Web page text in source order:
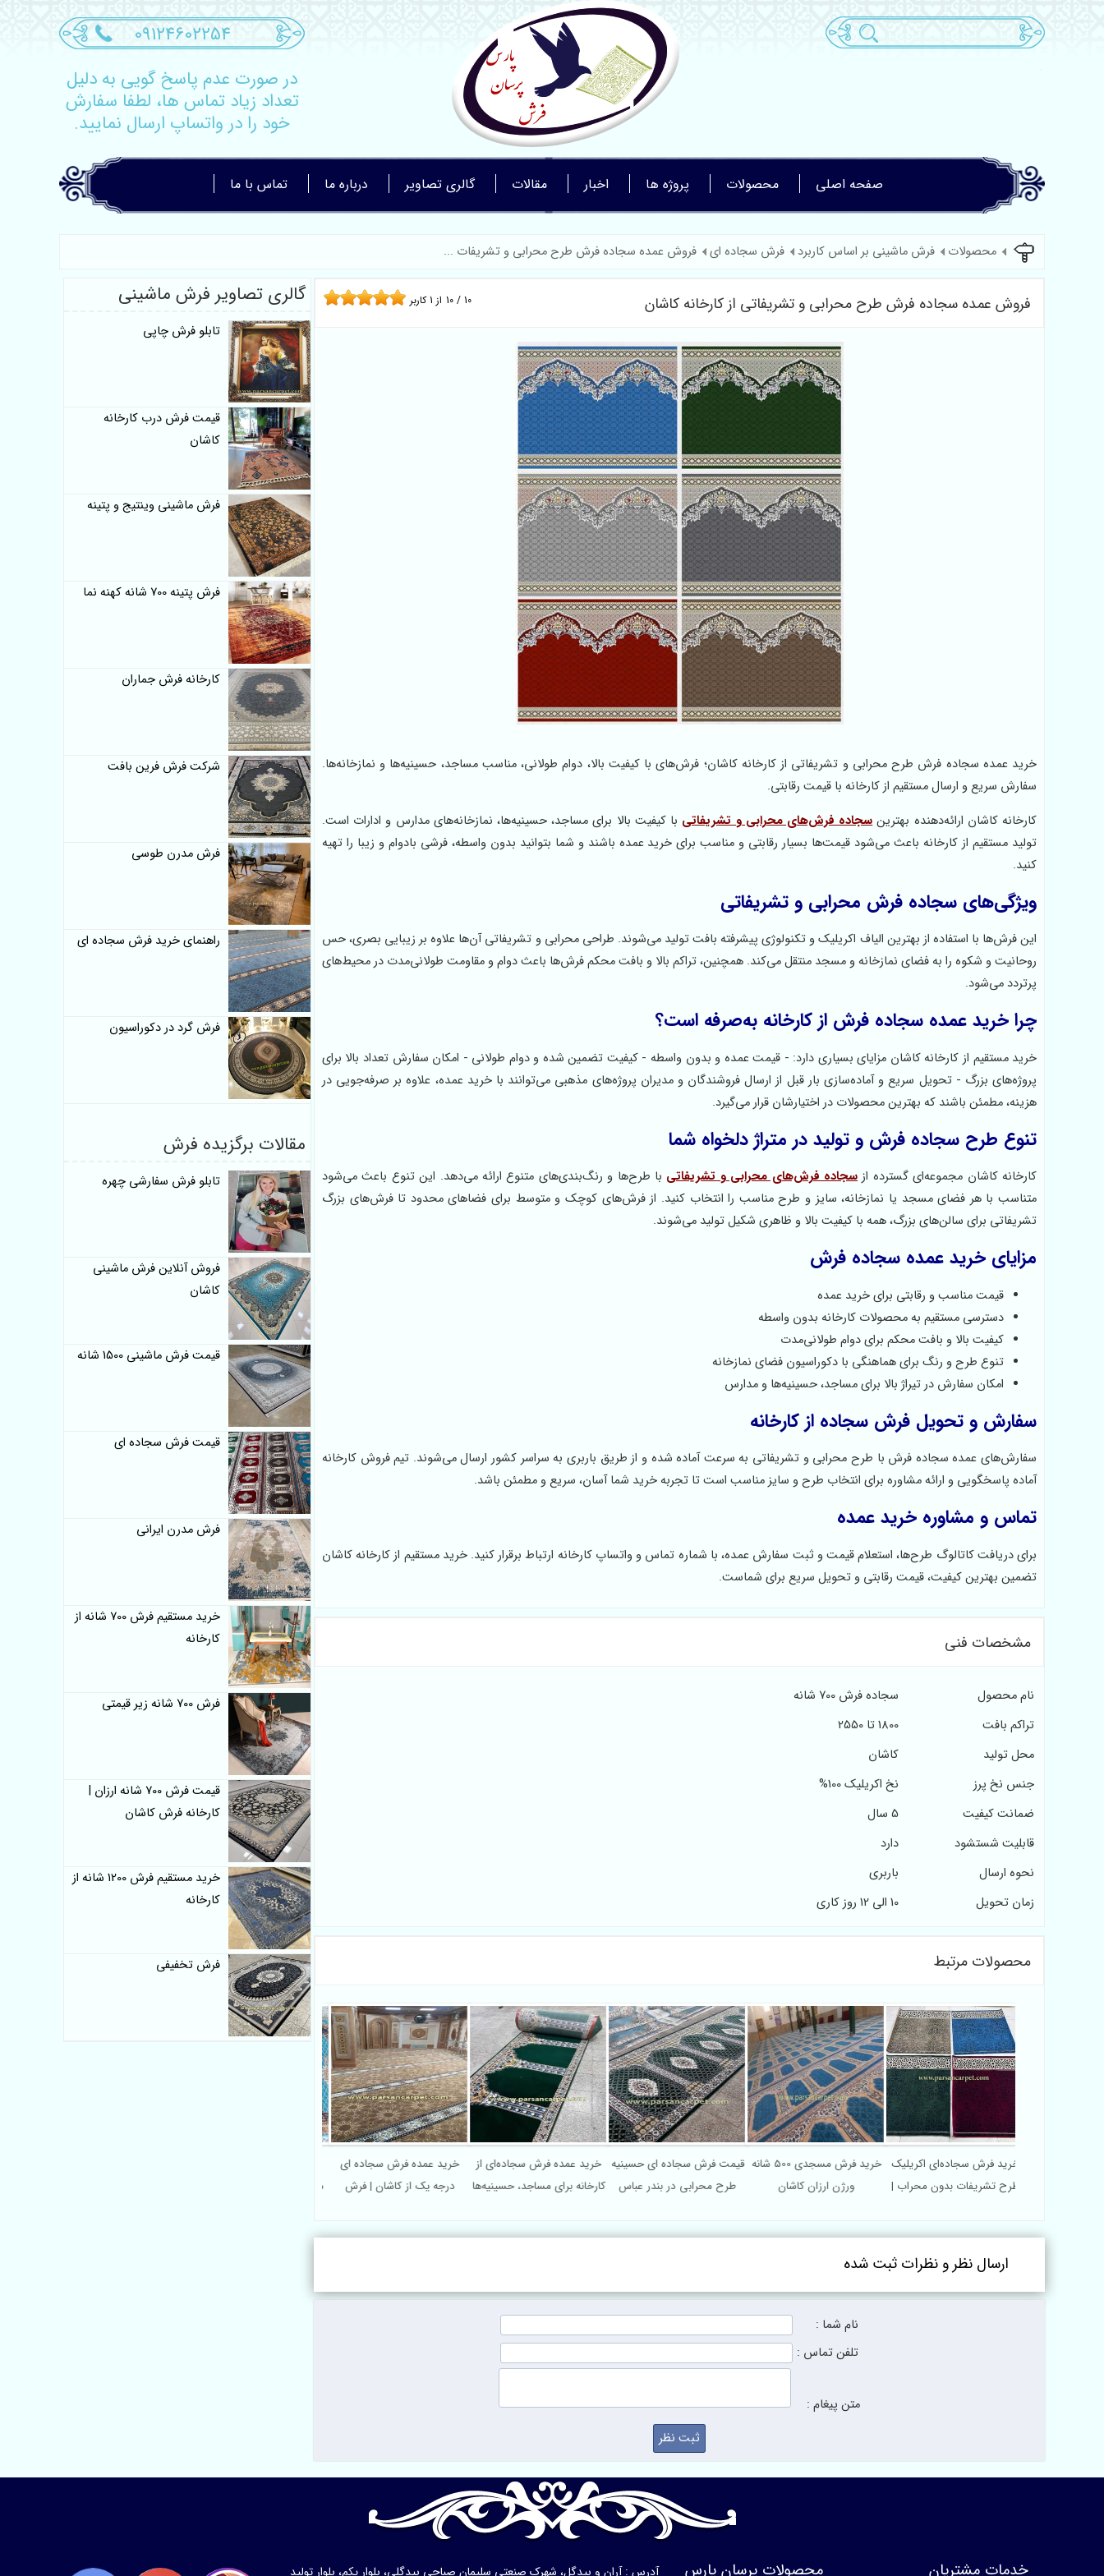
09124602254
در صورت عدم پاسخ گویی به دلیل
تعداد زیاد تماس ها، لطفا سفارش
خود را در واتساپ ارسال نمایید.
صفحه اصلی محصولات پروژه ها اخبار مقالات گالری تصاویر درباره ما تماس با ما
محصولات فرش ماشینی بر اساس کاربرد فرش سجاده ای فروش عمده سجاده فرش طرح محرابی و تشریفات ...
فروش عمده سجاده فرش طرح محرابی و تشریفاتی از کارخانه کاشان 10 / 10 از 1کاربر
خرید عمده سجاده فرش طرح محرابی و تشریفاتی از کارخانه کاشان؛ فرش‌های با کیفیت بالا، دوام طولانی، مناسب مساجد، حسینیه‌ها و نمازخانه‌ها.
سفارش سریع و ارسال مستقیم از کارخانه با قیمت رقابتی.
کارخانه کاشان ارائه‌دهنده بهترینسجاده فرش‌های محرابی و تشریفاتی با کیفیت بالا برای مساجد، حسینیه‌ها، نمازخانه‌های مدارس و ادارات است.
تولید مستقیم از کارخانه باعث می‌شود قیمت‌ها بسیار رقابتی و مناسب برای خرید عمده باشند و شما بتوانید بدون واسطه، فرشی بادوام و زیبا را تهیه
کنید.
ویژگی‌های سجاده فرش محرابی و تشریفاتی
این فرش‌ها با استفاده از بهترین الیاف اکریلیک و تکنولوژی پیشرفته بافت تولید می‌شوند. طراحی محرابی و تشریفاتی آن‌ها علاوه بر زیبایی بصری، حس
روحانیت و شکوه را به فضای نمازخانه و مسجد منتقل می‌کند. همچنین، تراکم بالا و بافت محکم فرش‌ها باعث دوام و مقاومت طولانی‌مدت در محیط‌های
پرتردد می‌شود.
چرا خرید عمده سجاده فرش از کارخانه به‌صرفه است؟
خرید مستقیم از کارخانه کاشان مزایای بسیاری دارد: - قیمت عمده و بدون واسطه - کیفیت تضمین شده و دوام طولانی - امکان سفارش تعداد بالا برای
پروژه‌های بزرگ - تحویل سریع و آماده‌سازی بار قبل از ارسال فروشندگان و مدیران پروژه‌های مذهبی می‌توانند با خرید عمده، علاوه بر صرفه‌جویی در
هزینه، مطمئن باشند که بهترین محصولات در اختیارشان قرار می‌گیرد.
تنوع طرح سجاده فرش و تولید در متراژ دلخواه شما
کارخانه کاشان مجموعه‌ای گسترده از سجاده فرش‌های محرابی و تشریفاتی با طرح‌ها و رنگ‌بندی‌های متنوع ارائه می‌دهد. این تنوع باعث می‌شود
متناسب با هر فضای مسجد یا نمازخانه، سایز و طرح مناسب را انتخاب کنید. از فرش‌های کوچک و متوسط برای فضاهای محدود تا فرش‌های بزرگ
تشریفاتی برای سالن‌های بزرگ، همه با کیفیت بالا و ظاهری شکیل تولید می‌شوند.
مزایای خرید عمده سجاده فرش
قیمت مناسب و رقابتی برای خرید عمده
دسترسی مستقیم به محصولات کارخانه بدون واسطه
کیفیت بالا و بافت محکم برای دوام طولانی‌مدت
تنوع طرح و رنگ برای هماهنگی با دکوراسیون فضای نمازخانه
امکان سفارش در تیراژ بالا برای مساجد، حسینیه‌ها و مدارس
سفارش و تحویل فرش سجاده از کارخانه
سفارش‌های عمده سجاده فرش با طرح محرابی و تشریفاتی به سرعت آماده شده و از طریق باربری به سراسر کشور ارسال می‌شوند. تیم فروش کارخانه
آماده پاسخگویی و ارائه مشاوره برای انتخاب طرح و سایز مناسب است تا تجربه خرید شما آسان، سریع و مطمئن باشد.
تماس و مشاوره خرید عمده
برای دریافت کاتالوگ طرح‌ها، استعلام قیمت و ثبت سفارش عمده، با شماره تماس و واتساپ کارخانه ارتباط برقرار کنید. خرید مستقیم از کارخانه کاشان
تضمین بهترین کیفیت، قیمت رقابتی و تحویل سریع برای شماست.
مشخصات فنی
نام محصول
سجاده فرش 700 شانه
تراکم بافت
1800 تا 2550
محل تولید
کاشان
جنس نخ پرز
نخ اکریلیک 100%
ضمانت کیفیت
5 سال
قابلیت شستشود
دارد
نحوه ارسال
باربری
زمان تحویل
10 الی 12 روز کاری
محصولات مرتبط
مساجد | تولید و پخش بدون
خرید عمده فرش سجاده ای
درجه یک از کاشان | فرش
خرید عمده فرش سجاده‌ای از
کارخانه برای مساجد، حسینیه‌ها
قیمت فرش سجاده ای حسینیه
طرح محرابی در بندر عباس
خرید فرش مسجدی 500 شانه
ورژن ارزان کاشان
خرید فرش سجاده‌ای اکریلیک
طرح تشریفات بدون محراب |
ارسال نظر و نظرات ثبت شده
نام شما :
تلفن تماس :
متن پیغام :
گالری تصاویر فرش ماشینی
تابلو فرش چاپی
قیمت فرش درب کارخانه
کاشان
فرش ماشینی وینتیج و پتینه
فرش پتینه 700 شانه کهنه نما
کارخانه فرش جماران
شرکت فرش فرین بافت
فرش مدرن طوسی
راهنمای خرید فرش سجاده ای
فرش گرد در دکوراسیون
مقالات برگزیده فرش
تابلو فرش سفارشی چهره
فروش آنلاین فرش ماشینی
کاشان
قیمت فرش ماشینی 1500 شانه
قیمت فرش سجاده ای
فرش مدرن ایرانی
خرید مستقیم فرش 700 شانه از
کارخانه
فرش 700 شانه زیر قیمتی
قیمت فرش 700 شانه ارزان |
کارخانه فرش کاشان
خرید مستقیم فرش 1200 شانه از
کارخانه
فرش تخفیفی
خدمات مشتریان محصولات پرسان پارس آدرس : آران و بیدگل، شهرک صنعتی سلیمان صباحی بیدگلی، بلوار یکم، بلوار تولید